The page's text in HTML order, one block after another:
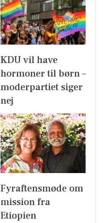
KDU vil have
hormoner til børn –
moderpartiet siger
nej
Fyraftensmøde om
mission fra
Etiopien